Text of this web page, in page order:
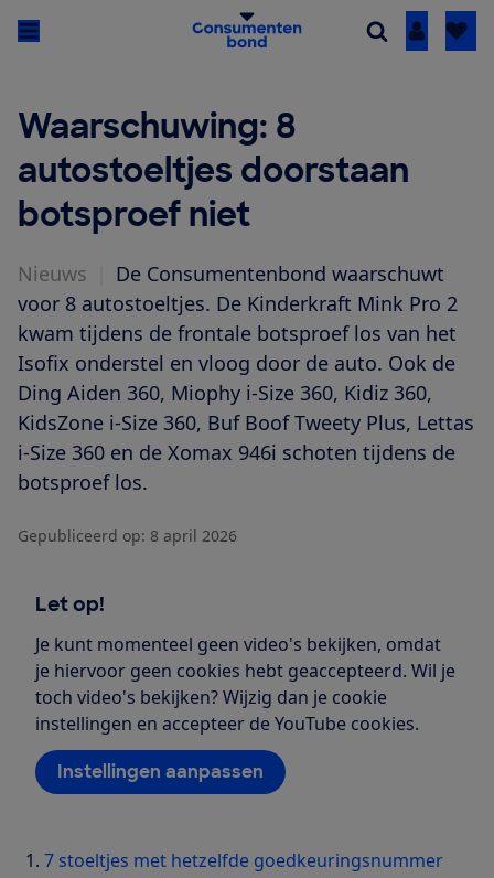
Inloggen
Waarschuwing: 8
autostoeltjes doorstaan
botsproef niet
Nieuws
De Consumentenbond waarschuwt
voor 8 autostoeltjes. De Kinderkraft Mink Pro 2
kwam tijdens de frontale botsproef los van het
Isofix onderstel en vloog door de auto. Ook de
Ding Aiden 360, Miophy i-Size 360, Kidiz 360,
KidsZone i-Size 360, Buf Boof Tweety Plus, Lettas
i-Size 360 en de Xomax 946i schoten tijdens de
botsproef los.
Gepubliceerd op: 8 april 2026
Let op!
Je kunt momenteel geen video's bekijken, omdat
je hiervoor geen cookies hebt geaccepteerd. Wil je
toch video's bekijken? Wijzig dan je cookie
instellingen en accepteer de YouTube cookies.
Instellingen aanpassen
7 stoeltjes met hetzelfde goedkeuringsnummer